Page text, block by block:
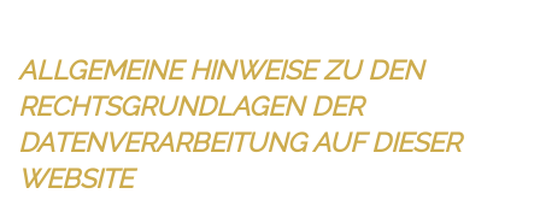
ALLGEMEINE HINWEISE ZU DEN
RECHTSGRUNDLAGEN DER
DATENVERARBEITUNG AUF DIESER
WEBSITE